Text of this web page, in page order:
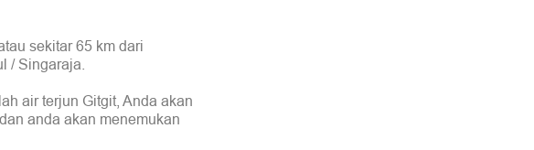
sekitar 65 km dari
/ Singaraja.
air terjun Gitgit, Anda akan
anda akan menemukan